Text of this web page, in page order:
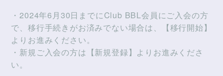
・2024年6月30日までにClub BBL会員にご入会の方
で、移行手続きがお済みでない場合は、【移行開始】
よりお進みください。
・新規ご入会の方は【新規登録】よりお進みくださ
い。